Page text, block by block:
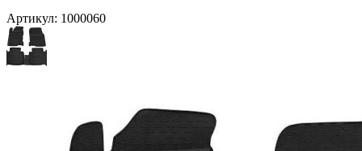
Артикул: 1000060